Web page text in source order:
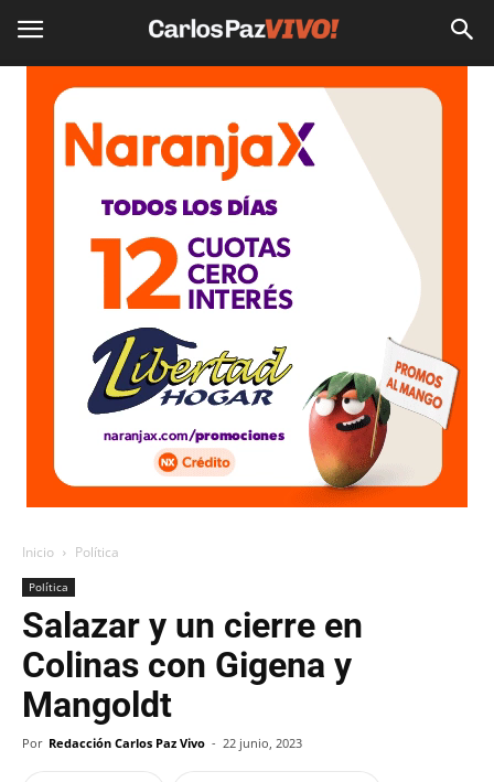
Inicio Política
Política
Salazar y un cierre en
Colinas con Gigena y
Mangoldt
Por Redacción Carlos Paz Vivo - 22 junio, 2023